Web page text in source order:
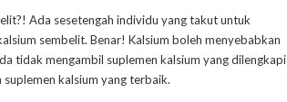
Ada sesetengah individu yang takut untuk
sembelit. Benar! Kalsium boleh menyebabkan
tidak mengambil suplemen kalsium yang dilengkapi
kalsium yang terbaik.